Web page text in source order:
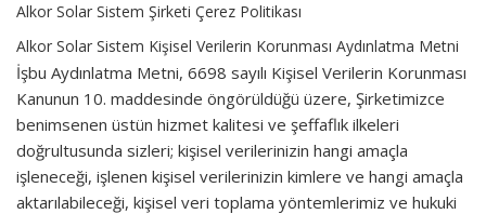
Alkor Solar Sistem Şirketi Çerez Politikası
Alkor Solar Sistem Kişisel Verilerin Korunması Aydınlatma Metni
İşbu Aydınlatma Metni, 6698 sayılı Kişisel Verilerin Korunması
Kanunun 10. maddesinde öngörüldüğü üzere, Şirketimizce
benimsenen üstün hizmet kalitesi ve şeffaflık ilkeleri
doğrultusunda sizleri; kişisel verilerinizin hangi amaçla
işleneceği, işlenen kişisel verilerinizin kimlere ve hangi amaçla
aktarılabileceği, kişisel veri toplama yöntemlerimiz ve hukuki